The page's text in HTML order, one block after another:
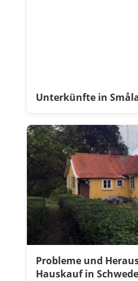
Unterkünfte in
Probleme und
Hauskauf in